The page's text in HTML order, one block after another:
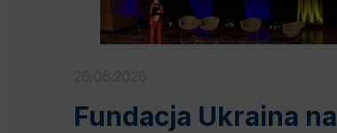
Fundacja Ukraina na